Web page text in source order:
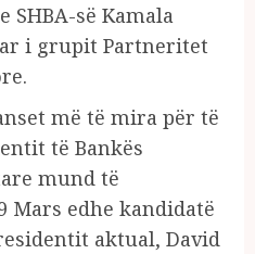
SHBA-së Kamala
i grupit Partneritet
më të mira për të
të Bankës
mund të
Mars edhe kandidatë
aktual, David